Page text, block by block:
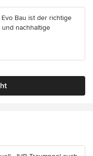
Bau ist der richtige
nachhaltige